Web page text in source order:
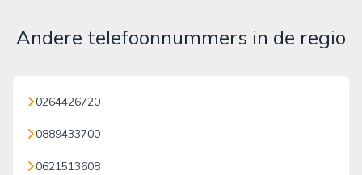
Andere telefoonnummers in de regio
0264426720
0889433700
0621513608